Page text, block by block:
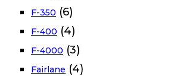
F-350 (6)
F-400 (4)
F-4000 (3)
Fairlane (4)